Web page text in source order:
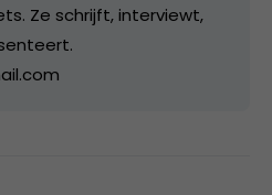
Ze schrijft, interviewt,